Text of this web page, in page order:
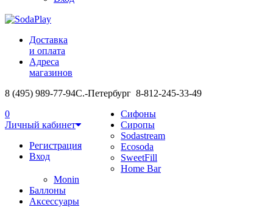
Доставка
и оплата
Адреса
магазинов
8 (495) 989-77-94С.-Петербург 8-812-245-33-49
0
Личный кабинет
Регистрация
Вход
Сифоны
Сиропы
Sodastream
Ecosoda
SweetFill
Home Bar
Monin
Баллоны
Аксессуары